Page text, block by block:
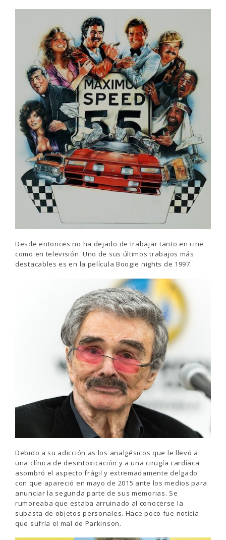
Desde entonces no ha dejado de trabajar tanto en cine
como en televisión. Uno de sus últimos trabajos más
destacables es en la película Boogie nights de 1997.
Debido a su adicción as los analgésicos que le llevó a
una clínica de desintoxicación y a una cirugía cardíaca
asombró el aspecto frágil y extremadamente delgado
con que apareció en mayo de 2015 ante los medios para
anunciar la segunda parte de sus memorias. Se
rumoreaba que estaba arruinado al conocerse la
subasta de objetos personales. Hace poco fue noticia
que sufría el mal de Parkinson.